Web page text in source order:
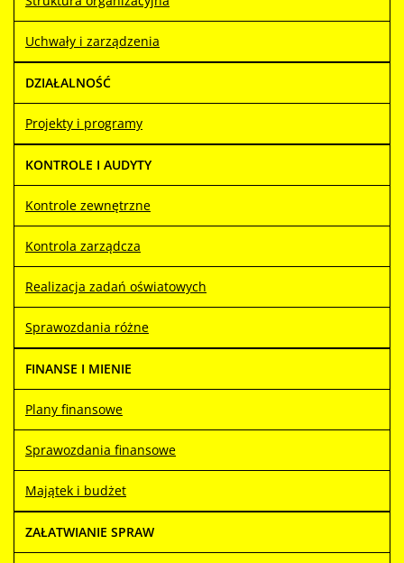
Uchwały i zarządzenia
DZIAŁALNOŚĆ
Projekty i programy
KONTROLE I AUDYTY
Kontrole zewnętrzne
Kontrola zarządcza
Realizacja zadań oświatowych
Sprawozdania różne
FINANSE I MIENIE
Plany finansowe
Sprawozdania finansowe
Majątek i budżet
ZAŁATWIANIE SPRAW